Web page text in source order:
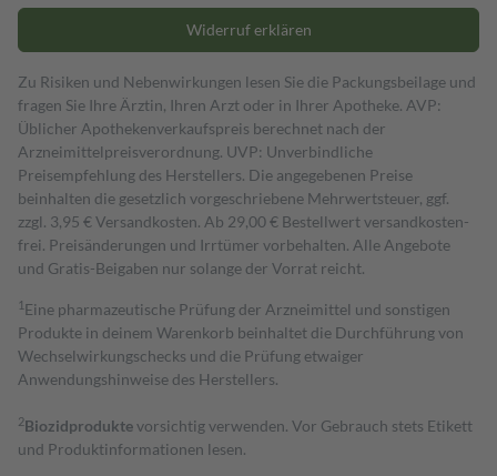
Widerruf erklären
Zu Risiken und Nebenwirkungen lesen Sie die Packungsbeilage und
fragen Sie Ihre Ärztin, Ihren Arzt oder in Ihrer Apotheke. AVP:
Üblicher Apothekenverkaufspreis berechnet nach der
Arzneimittelpreisverordnung. UVP: Unverbindliche
Preisempfehlung des Herstellers. Die angegebenen Preise
beinhalten die gesetzlich vorgeschriebene Mehrwertsteuer, ggf.
zzgl. 3,95 € Versandkosten. Ab 29,00 € Bestell­wert versand­kosten­
frei. Preisänderungen und Irrtümer vorbehalten. Alle Angebote
und Gratis-Beigaben nur solange der Vorrat reicht.
1 Eine pharmazeutische Prüfung der Arzneimittel und sonstigen
Produkte in deinem Warenkorb beinhaltet die Durchführung von
Wechselwirkungschecks und die Prüfung etwaiger
Anwendungshinweise des Herstellers.
2Biozidproduktevorsichtig verwenden. Vor Gebrauch stets Etikett
und Produktinformationen lesen.